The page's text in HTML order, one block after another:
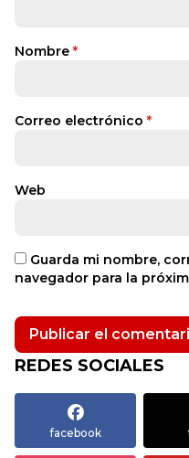
Nombre *
Correo electrónico *
Web
Guarda mi nombre,
navegador para la
REDES SOCIALES
facebook